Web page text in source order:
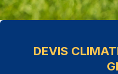
DEVIS